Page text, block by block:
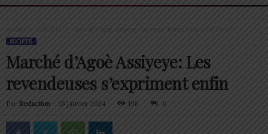
Accueil Marché d’Agoè Assiyeye: Les revendeuses s’expriment enfin
SOCIÉTÉ
Marché d’Agoè Assiyeye: Les
revendeuses s’expriment enfin
Par Redaction - 16 janvier 2024 198 0